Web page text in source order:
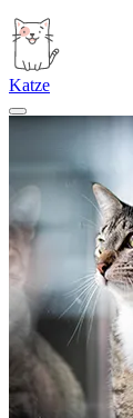
Katze